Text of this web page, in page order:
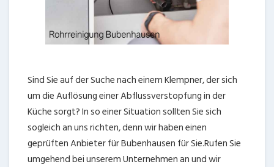
Sind Sie auf der Suche nach einem Klempner, der sich
um die Auflösung einer Abflussverstopfung in der
Küche sorgt? In so einer Situation sollten Sie sich
sogleich an uns richten, denn wir haben einen
geprüften Anbieter für Bubenhausen für Sie.Rufen Sie
umgehend bei unserem Unternehmen an und wir